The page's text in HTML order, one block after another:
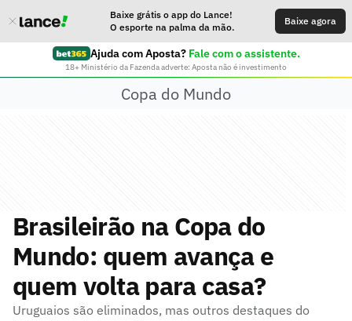
Baixe grátis o app do Lance!
O esporte na palma da mão.
Baixe agora
Ajuda com Aposta? Fale com o assistente.
18+ Ministério da Fazenda adverte: Aposta não é investimento
Copa do Mundo
Brasileirão na Copa do
Mundo: quem avança e
quem volta para casa?
Uruguaios são eliminados, mas outros destaques do